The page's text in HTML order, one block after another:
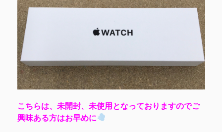
こちらは、未開封、未使用となっておりますのでご
興味ある方はお早めに